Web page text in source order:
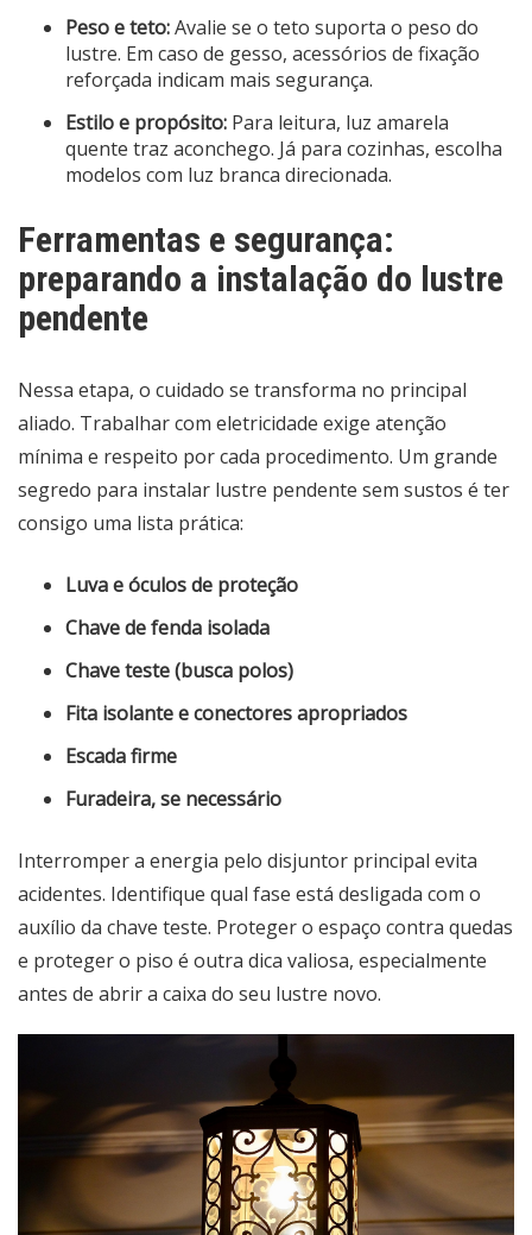
Peso e teto:Avalie se o teto suporta o peso do
lustre. Em caso de gesso, acessórios de fixação
reforçada indicam mais segurança.
Estilo e propósito: Para leitura, luz amarela
quente traz aconchego. Já para cozinhas, escolha
modelos com luz branca direcionada.
Ferramentas e segurança:
preparando a instalação do lustre
pendente
Nessa etapa, o cuidado se transforma no principal
aliado. Trabalhar com eletricidade exige atenção
mínima e respeito por cada procedimento. Um grande
segredo para instalar lustre pendente sem sustos é ter
consigo uma lista prática:
Luva e óculos de proteção
Chave de fenda isolada
Chave teste (busca polos)
Fita isolante e conectores apropriados
Escada firme
Furadeira, se necessário
Interromper a energia pelo disjuntor principal evita
acidentes. Identifique qual fase está desligada com o
auxílio da chave teste. Proteger o espaço contra quedas
e proteger o piso é outra dica valiosa, especialmente
antes de abrir a caixa do seu lustre novo.